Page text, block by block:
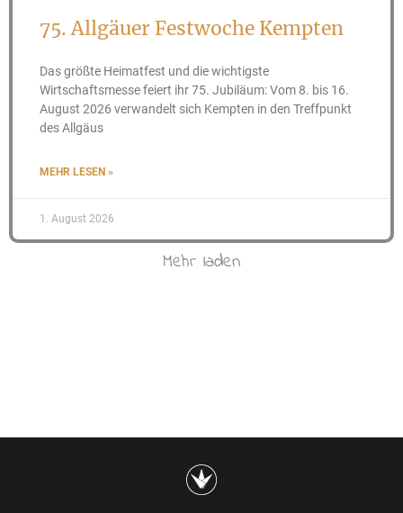
75. Allgäuer Festwoche Kempten
Das größte Heimatfest und die wichtigste
Wirtschaftsmesse feiert ihr 75. Jubiläum: Vom 8. bis 16.
August 2026 verwandelt sich Kempten in den Treffpunkt
des Allgäus
MEHR LESEN »
1. August 2026
Mehr laden